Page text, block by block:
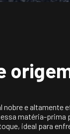
nobre e
matéria-
ideal para